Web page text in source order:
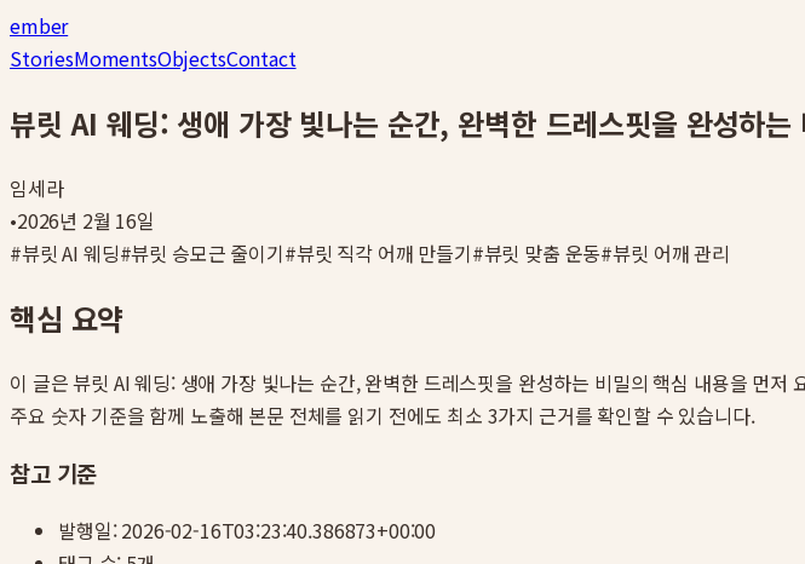
ember
StoriesMomentsObjectsContact
뷰릿 AI 웨딩: 생애 가장 빛나는 순간, 완벽한 드레스핏을 완성하는
임세라
•2026년 2월 16일
#뷰릿 AI 웨딩#뷰릿 승모근 줄이기#뷰릿 직각 어깨 만들기#뷰릿 맞춤 운동#뷰릿 어깨 관리
핵심 요약
이 글은뷰릿 AI 웨딩: 생애 가장 빛나는 순간, 완벽한 드레스핏을 완성하는 비밀의 핵심 내용을 먼저
주요 숫자 기준을 함께 노출해 본문 전체를 읽기 전에도 최소 3가지 근거를 확인할 수 있습니다.
참고 기준
발행일:2026-02-16T03:23:40.386873+00:00